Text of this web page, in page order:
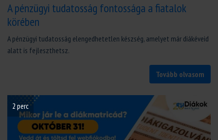
A pénzügyi tudatosság fontossága a fiatalok
körében
A pénzügyi tudatosság elengedhetetlen készség, amelyet már diákéveid
alatt is fejleszthetsz.
Tovább olvasom
2 perc